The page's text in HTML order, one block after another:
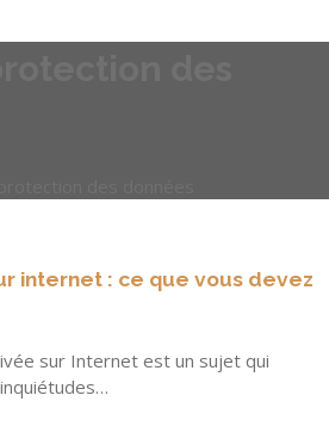
internet : ce que vous devez
sur Internet est un sujet qui